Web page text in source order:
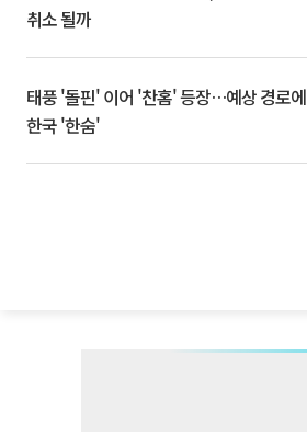
취소 될까
태풍 '돌핀' 이어 '찬홈' 등장…예상 경로에
한국 '한숨'